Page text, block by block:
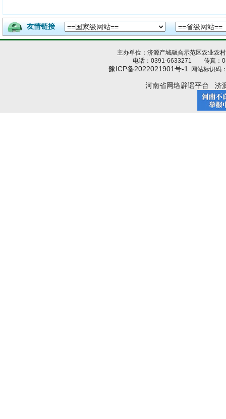
友情链接
主办单位：济源产城融合示范区农业
电话：0391-6633271 传真：
豫ICP备2022021901号-1 网站标识码
河南省网络辟谣平台 济